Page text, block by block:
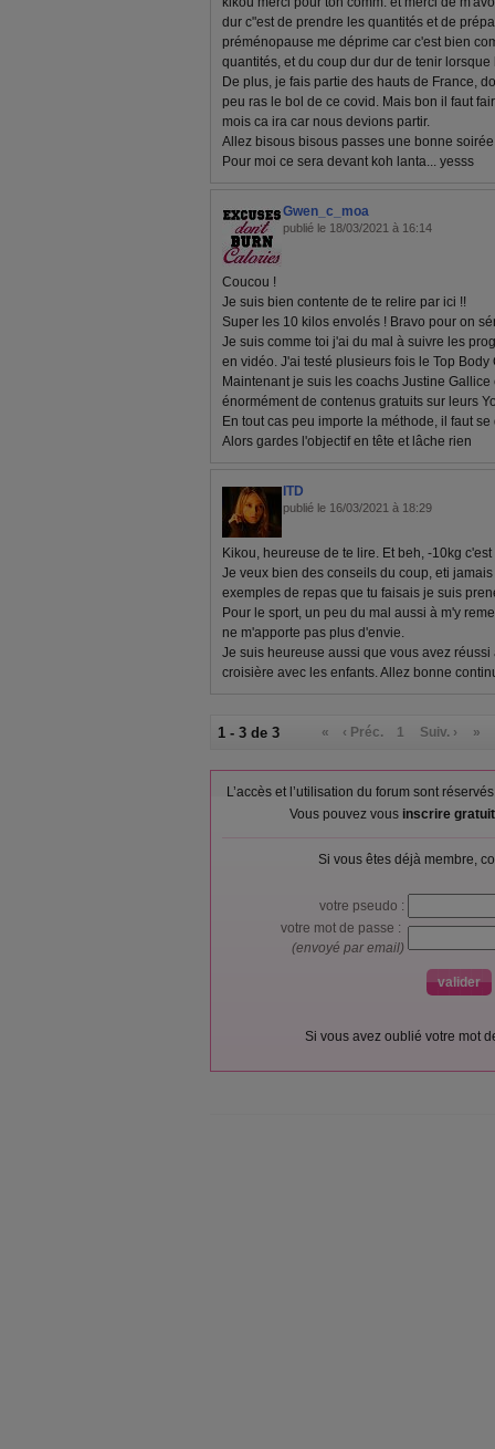
dur c"est de prendre les quantités et de
préménopause me déprime car c'est bien
quantités, et du coup dur dur de tenir
De plus, je fais partie des hauts de France,
peu ras le bol de ce covid. Mais bon il faut
mois ca ira car nous devions partir.
Allez bisous bisous passes une bonne
Pour moi ce sera devant koh lanta... yesss
Gwen_c_moa
publié le 18/03/2021 à 16:14
Coucou !
Je suis bien contente de te relire par ici !!
Super les 10 kilos envolés ! Bravo pour on
Je suis comme toi j'ai du mal à suivre les
en vidéo. J'ai testé plusieurs fois le Top
Maintenant je suis les coachs Justine Gallice
énormément de contenus gratuits sur leurs
En tout cas peu importe la méthode, il faut
Alors gardes l'objectif en tête et lâche rien
ITD
publié le 16/03/2021 à 18:29
Kikou, heureuse de te lire. Et beh, -10kg c'est
Je veux bien des conseils du coup, eti
exemples de repas que tu faisais je suis
Pour le sport, un peu du mal aussi à m'y
ne m'apporte pas plus d'envie.
Je suis heureuse aussi que vous avez
croisière avec les enfants. Allez bonne
1 - 3 de 3 « ‹ Préc. 1 Suiv. › »
L’accès et l’utilisation du forum sont
Vous pouvez vous inscrire
Si vous êtes déjà membre,
votre pseudo :
votre mot de passe :
(envoyé par email)
Si vous avez oublié votre mot